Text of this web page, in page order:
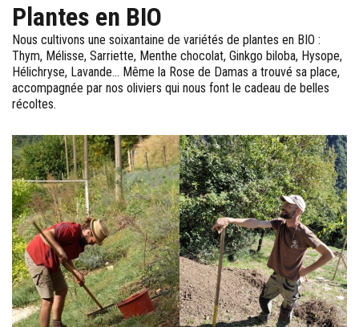
Plantes en BIO
Nous cultivons une soixantaine de variétés de plantes en BIO :
Thym, Mélisse, Sarriette, Menthe chocolat, Ginkgo biloba, Hysope,
Hélichryse, Lavande… Même la Rose de Damas a trouvé sa place,
accompagnée par nos oliviers qui nous font le cadeau de belles
récoltes.